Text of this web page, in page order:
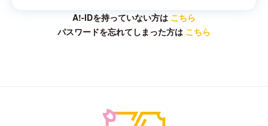
A!-IDを持っていない方は こちら
パスワードを忘れてしまった方は こちら